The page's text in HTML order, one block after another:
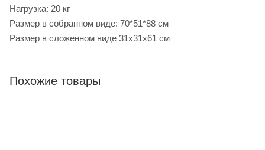
Нагрузка: 20 кг
Размер в собранном виде: 70*51*88 см
Размер в сложенном виде 31x31x61 см
Похожие товары